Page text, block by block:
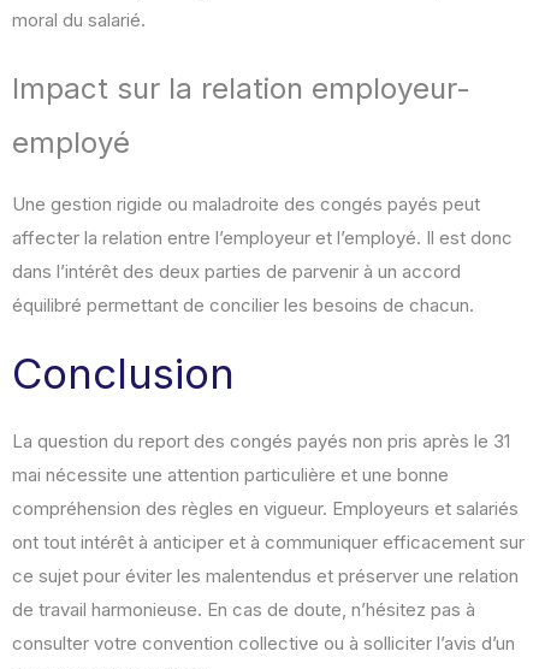
moral du salarié.
Impact sur la relation employeur-
employé
Une gestion rigide ou maladroite des congés payés peut
affecter la relation entre l’employeur et l’employé. Il est donc
dans l’intérêt des deux parties de parvenir à un accord
équilibré permettant de concilier les besoins de chacun.
Conclusion
La question du report des congés payés non pris après le 31
mai nécessite une attention particulière et une bonne
compréhension des règles en vigueur. Employeurs et salariés
ont tout intérêt à anticiper et à communiquer efficacement sur
ce sujet pour éviter les malentendus et préserver une relation
de travail harmonieuse. En cas de doute, n’hésitez pas à
consulter votre convention collective ou à solliciter l’avis d’un